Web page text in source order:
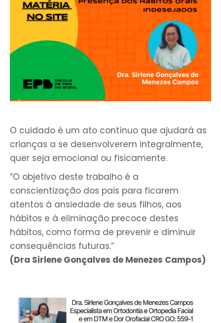
O cuidado é um ato contínuo que ajudará as
crianças a se desenvolverem integralmente,
quer seja emocional ou fisicamente.
“O objetivo deste trabalho é a
conscientização dos pais para ficarem
atentos à ansiedade de seus filhos, aos
hábitos e à eliminação precoce destes
hábitos, como forma de prevenir e diminuir
consequências futuras.”
(Dra Sirlene Gonçalves de Menezes Campos)